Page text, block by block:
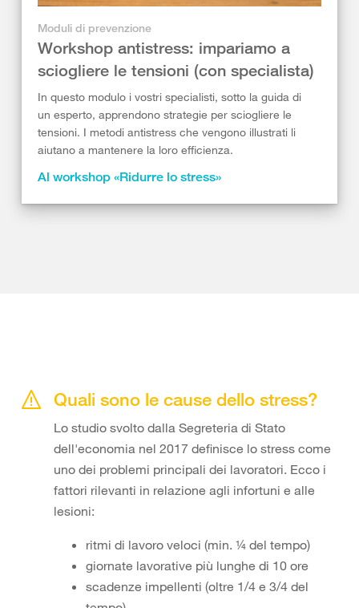
Moduli di prevenzione
Workshop antistress: impariamo a
sciogliere le tensioni (con specialista)
In questo modulo i vostri specialisti, sotto la guida di
un esperto, apprendono strategie per sciogliere le
tensioni. I metodi antistress che vengono illustrati li
aiutano a mantenere la loro efficienza.
Al workshop «Ridurre lo stress»
Quali sono le cause dello stress?
Lo studio svolto dalla Segreteria di Stato
dell'economia nel 2017 definisce lo stress come
uno dei problemi principali dei lavoratori. Ecco i
fattori rilevanti in relazione agli infortuni e alle
lesioni:
ritmi di lavoro veloci (min. ¼ del tempo)
giornate lavorative più lunghe di 10 ore
scadenze impellenti (oltre 1/4 e 3/4 del